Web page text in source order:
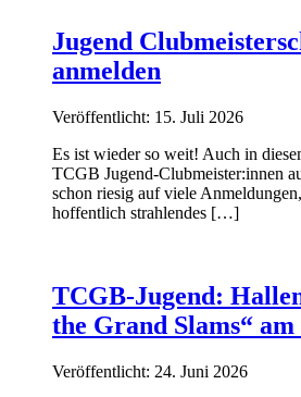
Jugend
anmelden
Veröffentlicht: 15. Juli 2026
Es ist wieder so weit! Auch in
TCGB Jugend-Clubmeister:innen
schon riesig auf viele
hoffentlich strahlendes […]
TCGB-Jugend:
the Grand Slams“ am
Veröffentlicht: 24. Juni 2026